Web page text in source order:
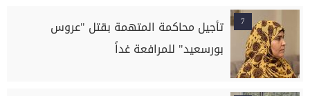
7
تأجيل محاكمة المتهمة بقتل "عروس
بورسعيد" للمرافعة غداً